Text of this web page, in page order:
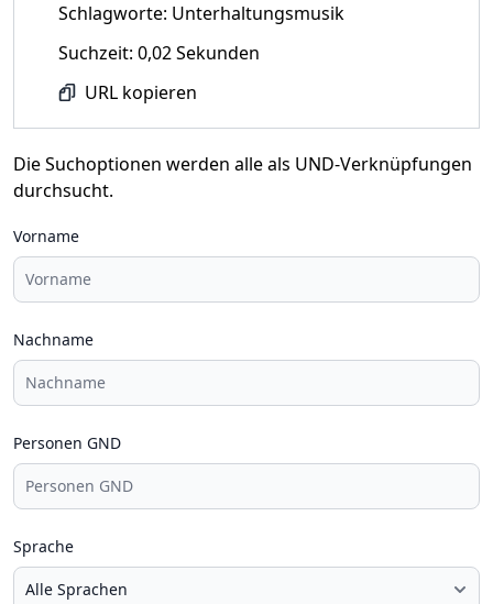
Schlagworte: Unterhaltungsmusik
Suchzeit: 0,02 Sekunden
URL kopieren
Die Suchoptionen werden alle als UND-Verknüpfungen
durchsucht.
Vorname
Nachname
Personen GND
Sprache